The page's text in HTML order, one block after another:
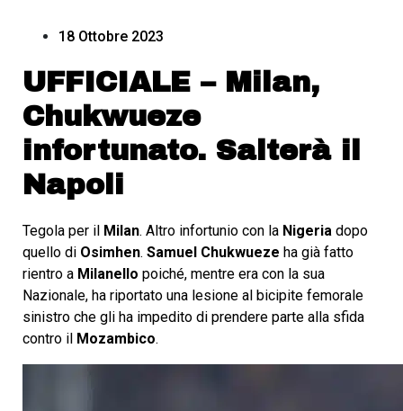
18 Ottobre 2023
UFFICIALE – Milan,
Chukwueze
infortunato. Salterà il
Napoli
Tegola per il Milan. Altro infortunio con la Nigeria dopo
quello di Osimhen. Samuel Chukwueze ha già fatto
rientro a Milanello poiché, mentre era con la sua
Nazionale, ha riportato una lesione al bicipite femorale
sinistro che gli ha impedito di prendere parte alla sfida
contro il Mozambico.